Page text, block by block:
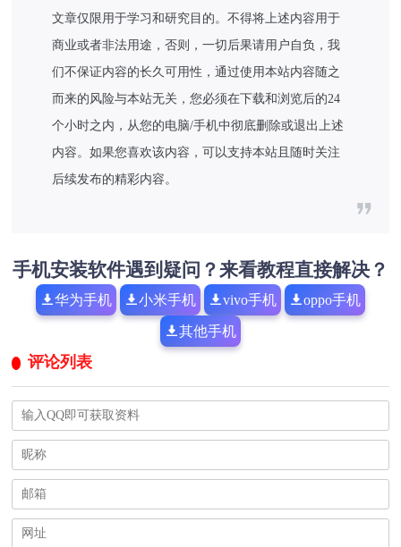
文章仅限用于学习和研究目的。不得将上述内容用于
商业或者非法用途，否则，一切后果请用户自负，我
们不保证内容的长久可用性，通过使用本站内容随之
而来的风险与本站无关，您必须在下载和浏览后的24
个小时之内，从您的电脑/手机中彻底删除或退出上述
内容。如果您喜欢该内容，可以支持本站且随时关注
后续发布的精彩内容。
手机安装软件遇到疑问？来看教程直接解决？
华为手机 小米手机 vivo手机 oppo手机
其他手机
评论列表